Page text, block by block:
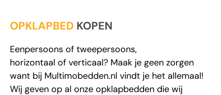
OPKLAPBED KOPEN
Eenpersoons of tweepersoons,
horizontaal of verticaal? Maak je geen zorgen
want bij Multimobedden.nl vindt je het allemaal!
Wij geven op al onze opklapbedden die wij